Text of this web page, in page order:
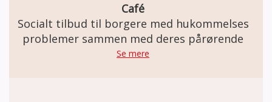
Café
Socialt tilbud til borgere med hukommelses
problemer sammen med deres pårørende
Se mere